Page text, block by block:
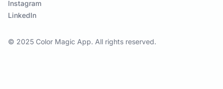
Instagram
LinkedIn
© 2025 Color Magic App. All rights reserved.